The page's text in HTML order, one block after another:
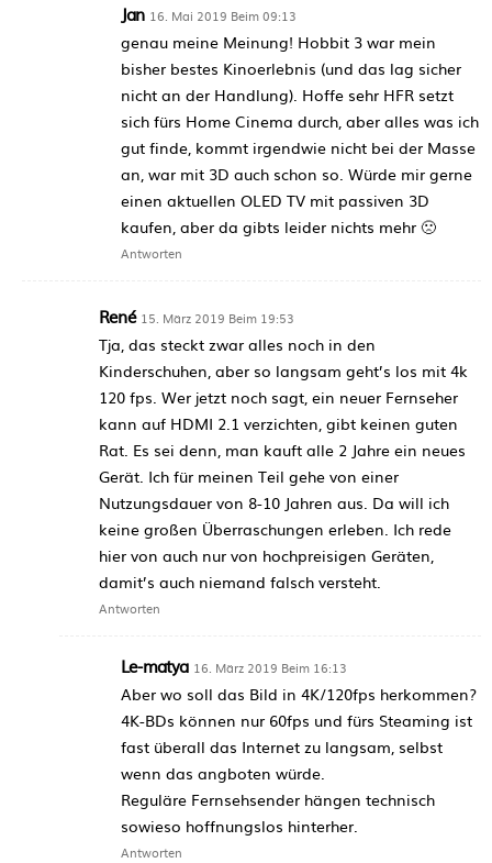
Jan 16. Mai 2019 Beim 09:13
genau meine Meinung! Hobbit 3 war mein
bisher bestes Kinoerlebnis (und das lag sicher
nicht an der Handlung). Hoffe sehr HFR setzt
sich fürs Home Cinema durch, aber alles was ich
gut finde, kommt irgendwie nicht bei der Masse
an, war mit 3D auch schon so. Würde mir gerne
einen aktuellen OLED TV mit passiven 3D
kaufen, aber da gibts leider nichts mehr 🙁
Antworten
René 15. März 2019 Beim 19:53
Tja, das steckt zwar alles noch in den
Kinderschuhen, aber so langsam geht’s los mit 4k
120 fps. Wer jetzt noch sagt, ein neuer Fernseher
kann auf HDMI 2.1 verzichten, gibt keinen guten
Rat. Es sei denn, man kauft alle 2 Jahre ein neues
Gerät. Ich für meinen Teil gehe von einer
Nutzungsdauer von 8-10 Jahren aus. Da will ich
keine großen Überraschungen erleben. Ich rede
hier von auch nur von hochpreisigen Geräten,
damit’s auch niemand falsch versteht.
Antworten
Le-matya 16. März 2019 Beim 16:13
Aber wo soll das Bild in 4K/120fps herkommen?
4K-BDs können nur 60fps und fürs Steaming ist
fast überall das Internet zu langsam, selbst
wenn das angboten würde.
Reguläre Fernsehsender hängen technisch
sowieso hoffnungslos hinterher.
Antworten